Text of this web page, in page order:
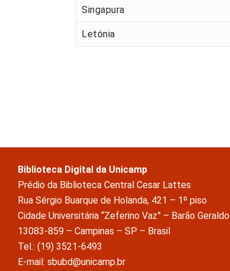
Singapura
Letónia
Biblioteca Digital da Unicamp
Prédio da Biblioteca Central Cesar Lattes
Rua Sérgio Buarque de Holanda, 421 – 1º piso
Cidade Universitária “Zeferino Vaz” – Barão Geraldo
13083-859 – Campinas – SP – Brasil
Tel.: (19) 3521-6493
E-mail: sbubd@unicamp.br